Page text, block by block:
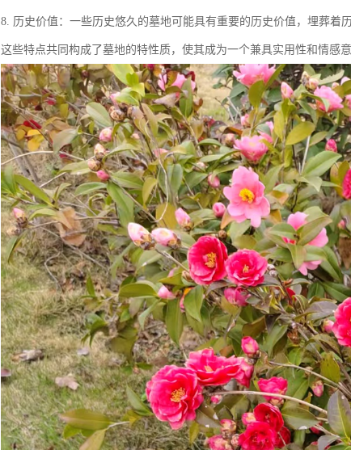
8. 历史价值：一些历史悠久的墓地可能具有重要的历史价值，埋葬着
这些特点共同构成了墓地的特性质，使其成为一个兼具实用性和情感意